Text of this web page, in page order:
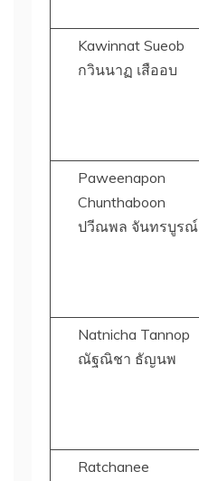
Kawinnat Sueob
กวินนาฏ เสืออบ
Paweenapon
Chunthaboon
ปวีณพล จันทรบูรณ์
Natnicha Tannop
ณัฐณิชา ธัญนพ
Ratchanee